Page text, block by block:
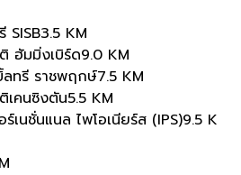
SISB3.5 KM
ฮัมมิ่งเบิร์ด9.0 KM
ลทรี ราชพฤกษ์7.5 KM
เคนซิงตัน5.5 KM
ร์เนชั่นแนล ไพโอเนียร์ส (IPS)9.5 K